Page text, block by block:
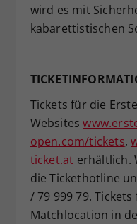
wird es mit
kabarettistischen
Tickets für die
Websites
open.com/tickets,
ticket.at erhältlich.
die Tickethotline
/ 79 999 79.
Matchlocation in